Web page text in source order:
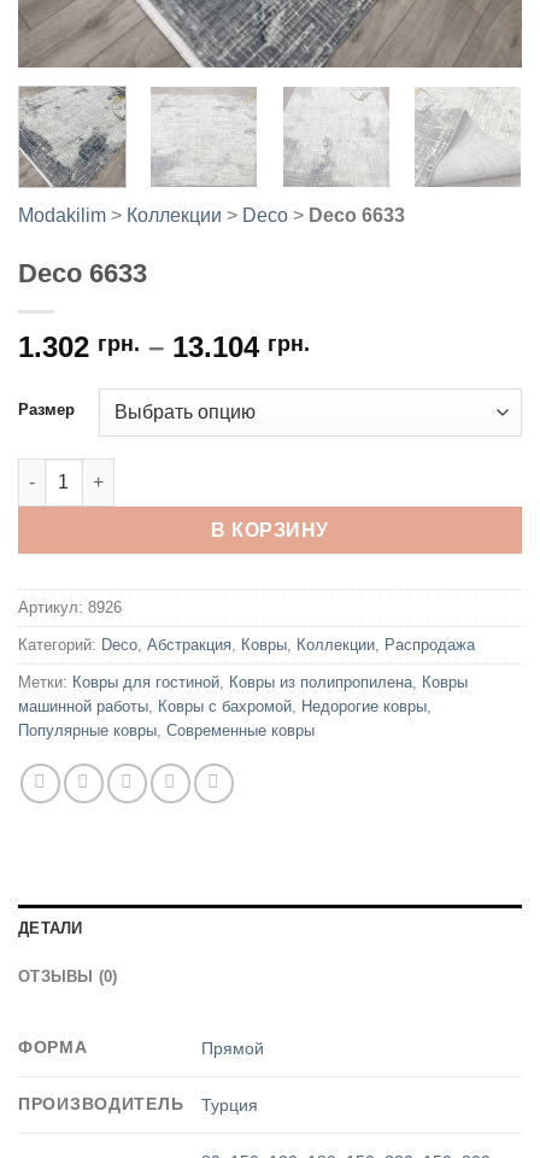
Modakilim > Коллекции > Deco > Deco 6633
Deco 6633
1.302 грн. – 13.104 грн.
Размер
Количество товара Deco 6633
В КОРЗИНУ
Артикул: 8926
Категорий: Deco Абстракция Ковры Коллекции Распродажа
Метки: Ковры для гостиной Ковры из полипропилена Ковры
машинной работы Ковры с бахромой Недорогие ковры
Популярные ковры Современные ковры
ДЕТАЛИ
ОТЗЫВЫ (0)
ФОРМА Прямой
ПРОИЗВОДИТЕЛЬ Турция